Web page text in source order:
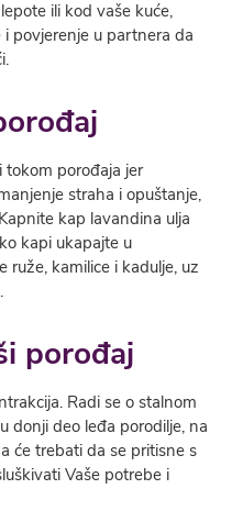
ili kod vaše kuće,
povjerenje u partnera da
tokom porođaja jer
straha i opuštanje,
kap lavandina ulja
kapi ukapajte u
ruže, kamilice i kadulje, uz
porođaj
Radi se o stalnom
donji deo leđa porodilje, na
će trebati da se pritisne s
Vaše potrebe i